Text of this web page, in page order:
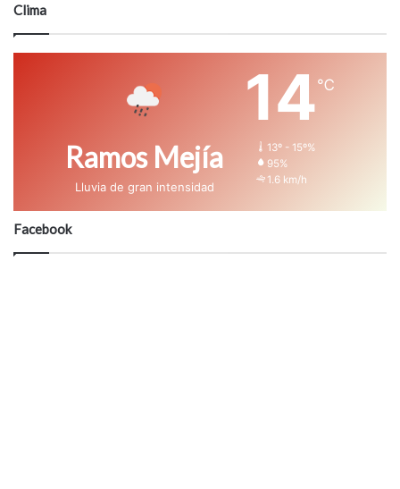
Clima
Ramos Mejía
Lluvia de gran intensidad
14℃
13º - 15º%
95%
1.6 km/h
Facebook